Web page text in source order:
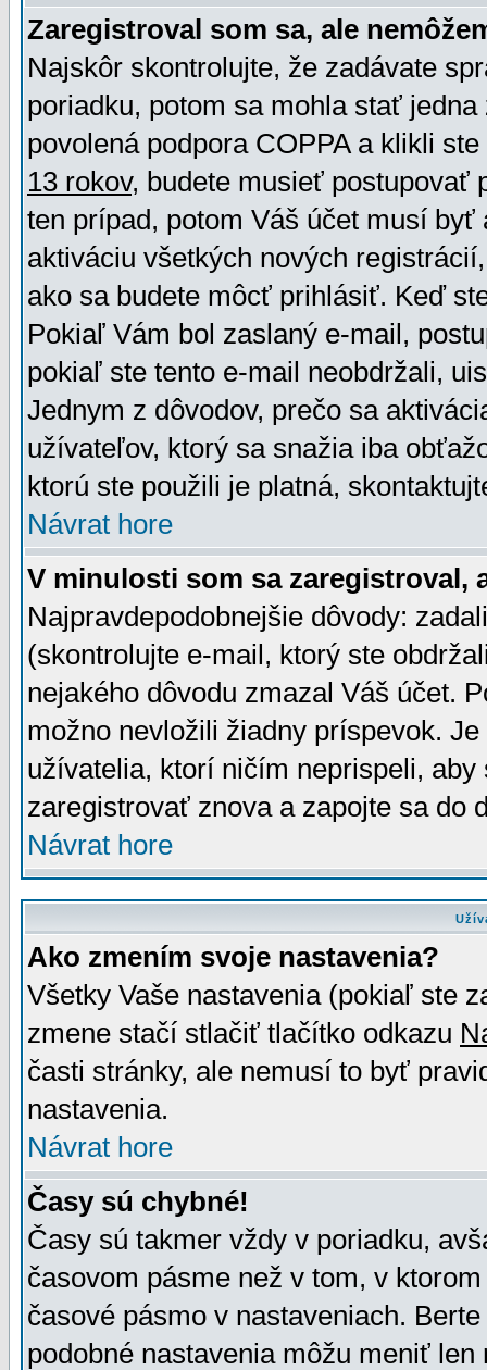
Zaregistroval som sa, ale
Najskôr skontrolujte, že zadávate
poriadku, potom sa mohla stať
povolená podpora COPPA a klikli
13 rokov, budete musieť postupovať
ten prípad, potom Váš účet musí
aktiváciu všetkých nových
ako sa budete môcť prihlásiť. Keď
Pokiaľ Vám bol zaslaný e-mail,
pokiaľ ste tento e-mail neobdržali,
Jednym z dôvodov, prečo sa
užívateľov, ktorý sa snažia iba
ktorú ste použili je platná,
Návrat hore
V minulosti som sa zaregistroval,
Najpravdepodobnejšie dôvody:
(skontrolujte e-mail, ktorý ste
nejakého dôvodu zmazal Váš účet.
možno nevložili žiadny príspevok.
užívatelia, ktorí ničím neprispeli,
zaregistrovať znova a zapojte sa do
Návrat hore
Ako zmením svoje nastavenia?
Všetky Vaše nastavenia (pokiaľ ste
zmene stačí stlačiť tlačítko odkazu
časti stránky, ale nemusí to byť
nastavenia.
Návrat hore
Časy sú chybné!
Časy sú takmer vždy v poriadku,
časovom pásme než v tom, v
časové pásmo v nastaveniach.
podobné nastavenia môžu meniť